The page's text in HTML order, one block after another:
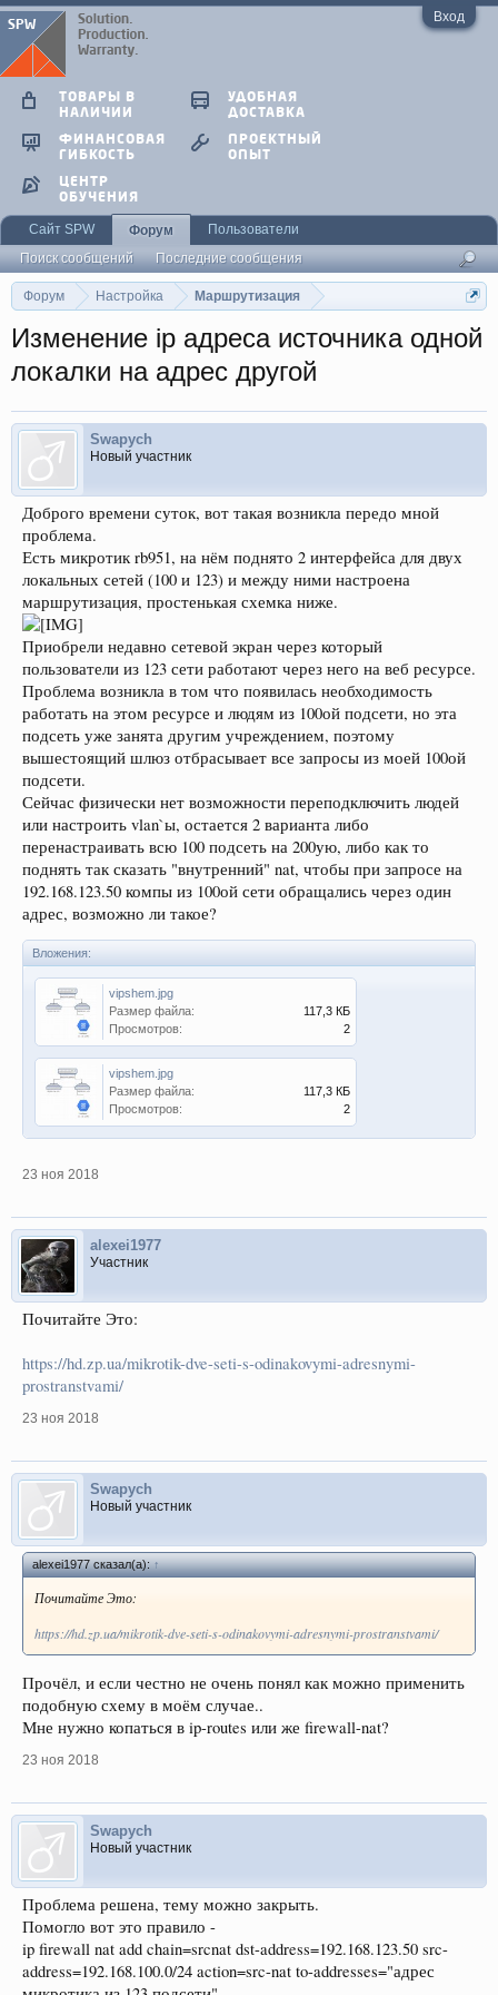
Вход
Форум Настройка Маршрутизация
Изменениe ip адреса источника одной
локалки на адрес другой
Swapych
Новый участник
Доброго времени суток, вот такая возникла передо мной
проблема.
Есть микротик rb951, на нём поднято 2 интерфейса для двух
локальных сетей (100 и 123) и между ними настроена
маршрутизация, простенькая схемка ниже.
Приобрели недавно сетевой экран через который
пользователи из 123 сети работают через него на веб ресурсе.
Проблема возникла в том что появилась необходимость
работать на этом ресурсе и людям из 100ой подсети, но эта
подсеть уже занята другим учреждением, поэтому
вышестоящий шлюз отбрасывает все запросы из моей 100ой
подсети.
Сейчас физически нет возможности переподключить людей
или настроить vlan`ы, остается 2 варианта либо
перенастраивать всю 100 подсеть на 200ую, либо как то
поднять так сказать "внутренний" nat, чтобы при запросе на
192.168.123.50 компы из 100ой сети обращались через один
адрес, возможно ли такое?
Вложения:
vipshem.jpg
Размер файла:
117,3 КБ
Просмотров:
2
vipshem.jpg
Размер файла:
117,3 КБ
Просмотров:
2
23 ноя 2018
alexei1977
Участник
Почитайте Это:
https://hd.zp.ua/mikrotik-dve-seti-s-odinakovymi-adresnymi-
prostranstvami/
23 ноя 2018
Swapych
Новый участник
alexei1977 сказал(а):↑
Почитайте Это:
https://hd.zp.ua/mikrotik-dve-seti-s-odinakovymi-adresnymi-prostranstvami/
Прочёл, и если честно не очень понял как можно применить
подобную схему в моём случае..
Мне нужно копаться в ip-routes или же firewall-nat?
23 ноя 2018
Swapych
Новый участник
Проблема решена, тему можно закрыть.
Помогло вот это правило -
ip firewall nat add chain=srcnat dst-address=192.168.123.50 src-
address=192.168.100.0/24 action=src-nat to-addresses="адрес
ТОВАРЫ В
НАЛИЧИИ
УДОБНАЯ
ДОСТАВКА
ФИНАНСОВАЯ
ГИБКОСТЬ
ПРОЕКТНЫЙ
ОПЫТ
ЦЕНТР
ОБУЧЕНИЯ
Сайт SPW
Форум
Поиск сообщений
Последние сообщения
Пользователи